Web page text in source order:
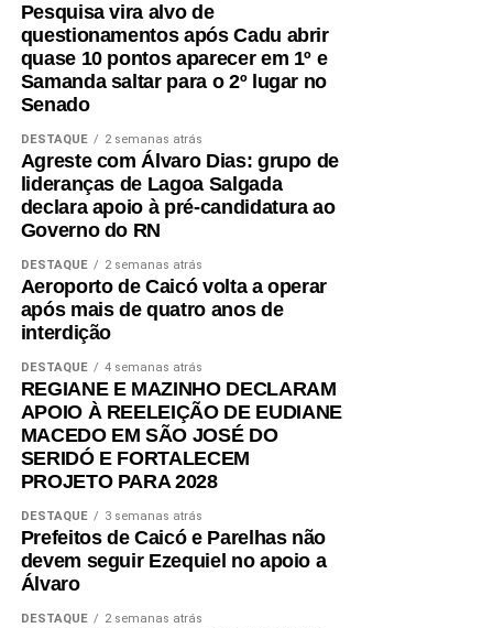
Pesquisa vira alvo de
questionamentos após Cadu abrir
quase 10 pontos aparecer em 1º e
Samanda saltar para o 2º lugar no
Senado
DESTAQUE 2 semanas atrás
Agreste com Álvaro Dias: grupo de
lideranças de Lagoa Salgada
declara apoio à pré-candidatura ao
Governo do RN
DESTAQUE 2 semanas atrás
Aeroporto de Caicó volta a operar
após mais de quatro anos de
interdição
DESTAQUE 4 semanas atrás
REGIANE E MAZINHO DECLARAM
APOIO À REELEIÇÃO DE EUDIANE
MACEDO EM SÃO JOSÉ DO
SERIDÓ E FORTALECEM
PROJETO PARA 2028
DESTAQUE 3 semanas atrás
Prefeitos de Caicó e Parelhas não
devem seguir Ezequiel no apoio a
Álvaro
DESTAQUE 2 semanas atrás